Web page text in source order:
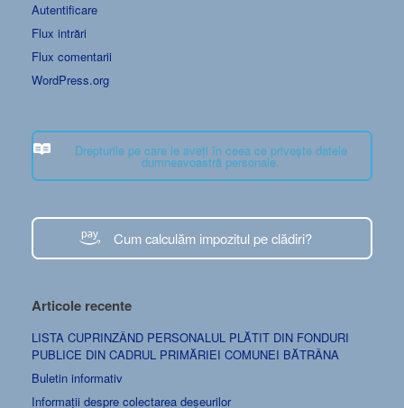
Autentificare
Flux intrări
Flux comentarii
WordPress.org
Drepturile pe care le aveți în ceea ce privește datele
dumneavoastră personale.
Cum calculăm impozitul pe clădiri?
Articole recente
LISTA CUPRINZÂND PERSONALUL PLĂTIT DIN FONDURI
PUBLICE DIN CADRUL PRIMĂRIEI COMUNEI BĂTRÂNA
Buletin informativ
Informații despre colectarea deșeurilor